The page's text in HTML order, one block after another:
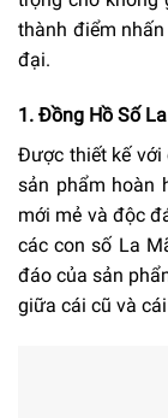
thành điểm
đại.
1. Đồng Hồ Số
Được thiết kế
sản phẩm hoàn
mới mẻ và độc
các con số La
đáo của sản
giữa cái cũ và